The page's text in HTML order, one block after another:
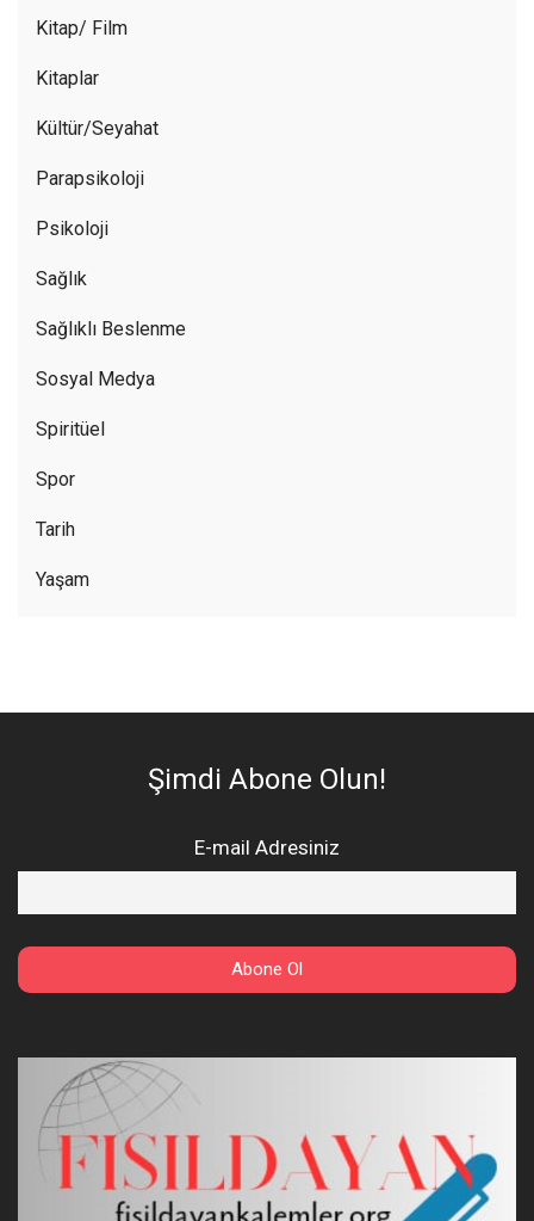
Kitap/ Film
Kitaplar
Kültür/Seyahat
Parapsikoloji
Psikoloji
Sağlık
Sağlıklı Beslenme
Sosyal Medya
Spiritüel
Spor
Tarih
Yaşam
Şimdi Abone Olun!
E-mail Adresiniz